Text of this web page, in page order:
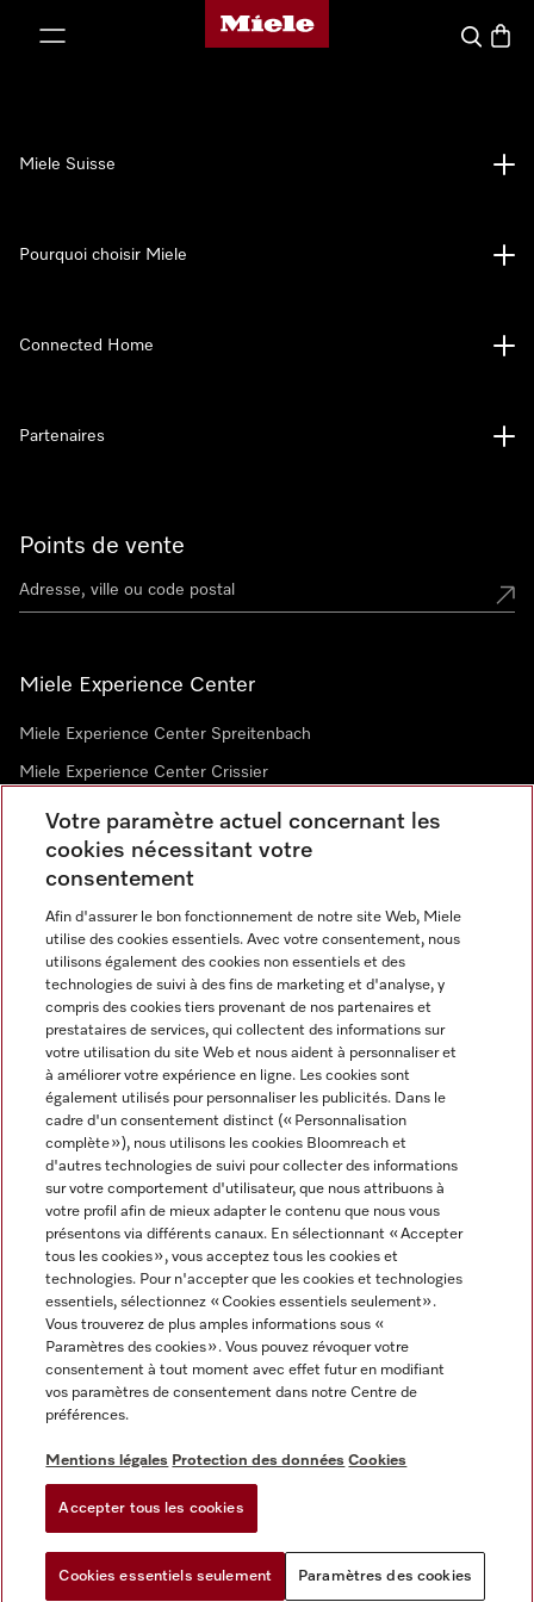
Page d'accueil de Miele
Search
Points de vente
Miele Experience Center
Miele Experience Center Spreitenbach
Miele Experience Center Crissier
Newsletter
Langue
FRANÇAIS
Miele Suisse
Pourquoi choisir Miele
Connected Home
Partenaires
Mentions légales
CGV
Protection des données
Paramètres des cookies
Miele sur Youtube
Votre paramètre actuel concernant les
cookies nécessitant votre
consentement
Afin d'assurer le bon fonctionnement de notre site Web, Miele
utilise des cookies essentiels. Avec votre consentement, nous
utilisons également des cookies non essentiels et des
technologies de suivi à des fins de marketing et d'analyse, y
compris des cookies tiers provenant de nos partenaires et
prestataires de services, qui collectent des informations sur
votre utilisation du site Web et nous aident à personnaliser et
à améliorer votre expérience en ligne. Les cookies sont
également utilisés pour personnaliser les publicités. Dans le
cadre d'un consentement distinct (« Personnalisation
complète »), nous utilisons les cookies Bloomreach et
d'autres technologies de suivi pour collecter des informations
sur votre comportement d'utilisateur, que nous attribuons à
votre profil afin de mieux adapter le contenu que nous vous
présentons via différents canaux. En sélectionnant « Accepter
tous les cookies », vous acceptez tous les cookies et
technologies. Pour n'accepter que les cookies et technologies
essentiels, sélectionnez « Cookies essentiels seulement».
Vous trouverez de plus amples informations sous «
Paramètres des cookies ». Vous pouvez révoquer votre
consentement à tout moment avec effet futur en modifiant
vos paramètres de consentement dans notre Centre de
préférences.
Mentions légales Protection des données Cookies
Accepter tous les cookies
Cookies essentiels seulement Paramètres des cookies